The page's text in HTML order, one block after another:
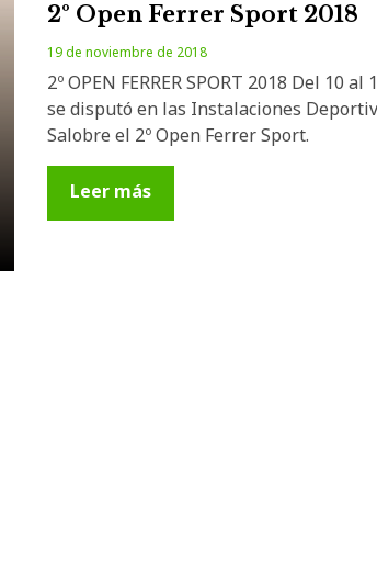
2º Open Ferrer Sport 2018
19 de noviembre de 2018
2º OPEN FERRER SPORT 2018 Del 10
se disputó en las Instalaciones
Salobre el 2º Open Ferrer
Leer más